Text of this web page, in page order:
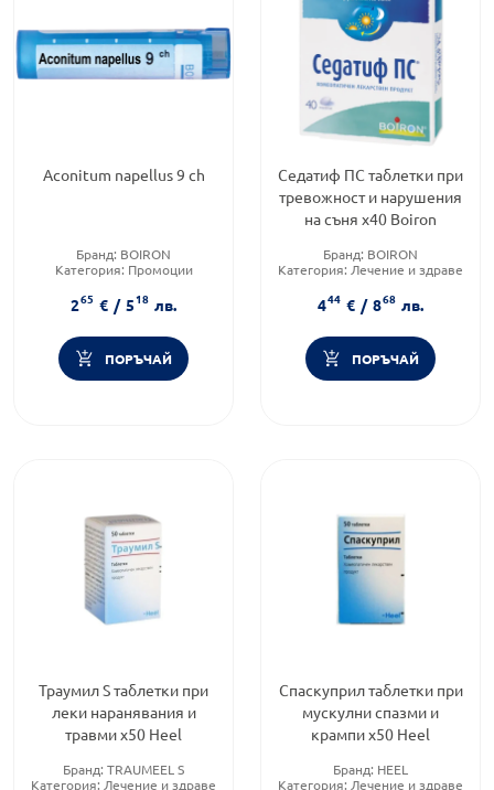
Aconitum napellus 9 ch
Бранд: BOIRON
Категория: Промоции
265 € / 518 лв.
ПОРЪЧАЙ
Седатиф ПС таблетки при
тревожнoст и нарушения
на съня х40 Boiron
Бранд: BOIRON
Категория: Лечение и здраве
444 € / 868 лв.
ПОРЪЧАЙ
Траумил S таблетки при
леки наранявания и
травми х50 Heel
Бранд: TRAUMEEL S
Категория: Лечение и здраве
Спаскуприл таблетки при
мускулни спазми и
крампи х50 Heel
Бранд: HEEL
Категория: Лечение и здраве